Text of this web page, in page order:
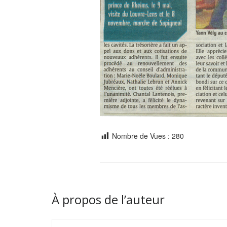
Nombre de Vues : 280
À propos de l’auteur